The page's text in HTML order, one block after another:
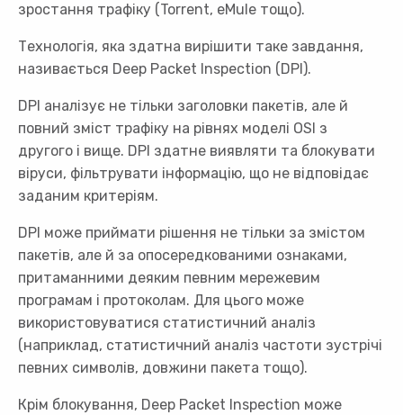
зростання трафіку (Torrent, eMule тощо).
Технологія, яка здатна вирішити таке завдання,
називається Deep Packet Inspection (DPI).
DPI аналізує не тільки заголовки пакетів, але й
повний зміст трафіку на рівнях моделі OSI з
другого і вище. DPI здатне виявляти та блокувати
віруси, фільтрувати інформацію, що не відповідає
заданим критеріям.
DPI може приймати рішення не тільки за змістом
пакетів, але й за опосередкованими ознаками,
притаманними деяким певним мережевим
програмам і протоколам. Для цього може
використовуватися статистичний аналіз
(наприклад, статистичний аналіз частоти зустрічі
певних символів, довжини пакета тощо).
Крім блокування, Deep Packet Inspection може